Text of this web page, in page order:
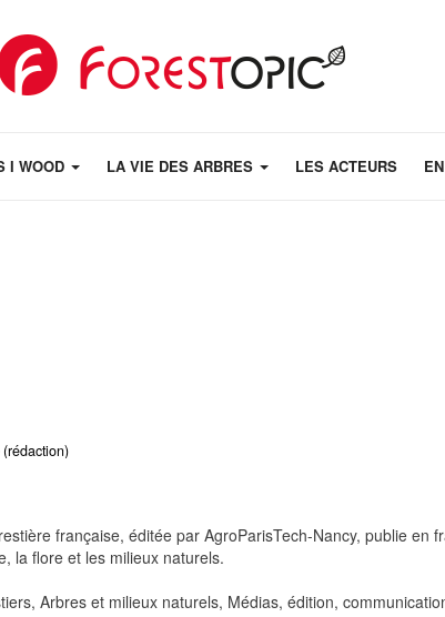
I WOOD LA VIE DES ARBRES LES ACTEURS
française, éditée par AgroParisTech-Nancy, publie en
la flore et les milieux naturels.
Arbres et milieux naturels, Médias, édition,